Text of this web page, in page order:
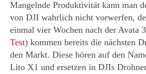
Mangelnde Produktivität kann man
von DJI wahrlich nicht vorwerfen,
einmal vier Wochen nach der Avata
Test) kommen bereits die nächsten
den Markt. Diese hören auf den
Lito X1 und ersetzen in DJIs